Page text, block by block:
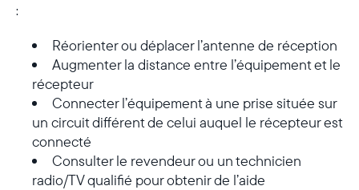
:
Réorienter ou déplacer l’antenne de réception
Augmenter la distance entre l’équipement et le
récepteur
Connecter l’équipement à une prise située sur
un circuit différent de celui auquel le récepteur est
connecté
Consulter le revendeur ou un technicien
radio/TV qualifié pour obtenir de l’aide